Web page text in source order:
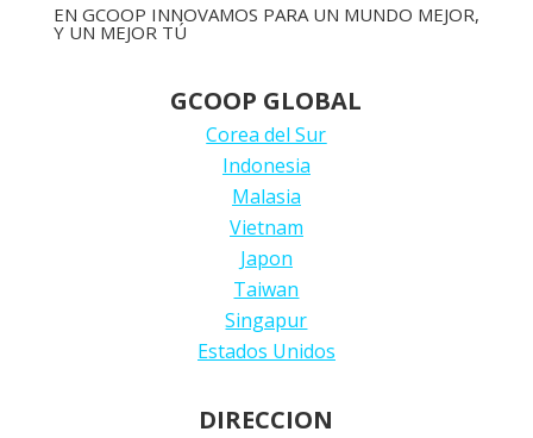
EN GCOOP INNOVAMOS PARA UN MUNDO MEJOR,
Y UN MEJOR TÚ
GCOOP GLOBAL
Corea del Sur
Indonesia
Malasia
Vietnam
Japon
Taiwan
Singapur
Estados Unidos
DIRECCION